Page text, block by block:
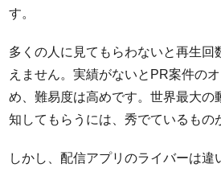
す。
多くの人に見てもらわないと再生回
えません。実績がないとPR案件の
め、難易度は高めです。世界最大の
知してもらうには、秀でているもの
しかし、配信アプリのライバーは違